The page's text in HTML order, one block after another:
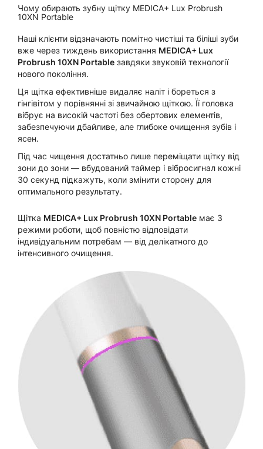
Чому обирають зубну щітку MEDICA+ Lux Probrush
10XN Portable
Наші клієнти відзначають помітно чистіші та біліші зуби
вже через тиждень використання MEDICA+ Lux
Probrush 10XN Portable завдяки звуковій технології
нового покоління.
Ця щітка ефективніше видаляє наліт і бореться з
гінгівітом у порівнянні зі звичайною щіткою. Її головка
вібрує на високій частоті без обертових елементів,
забезпечуючи дбайливе, але глибоке очищення зубів і
ясен.
Під час чищення достатньо лише переміщати щітку від
зони до зони — вбудований таймер і вібросигнал кожні
30 секунд підкажуть, коли змінити сторону для
оптимального результату.
Щітка MEDICA+ Lux Probrush 10XN Portable має 3
режими роботи, щоб повністю відповідати
індивідуальним потребам — від делікатного до
інтенсивного очищення.